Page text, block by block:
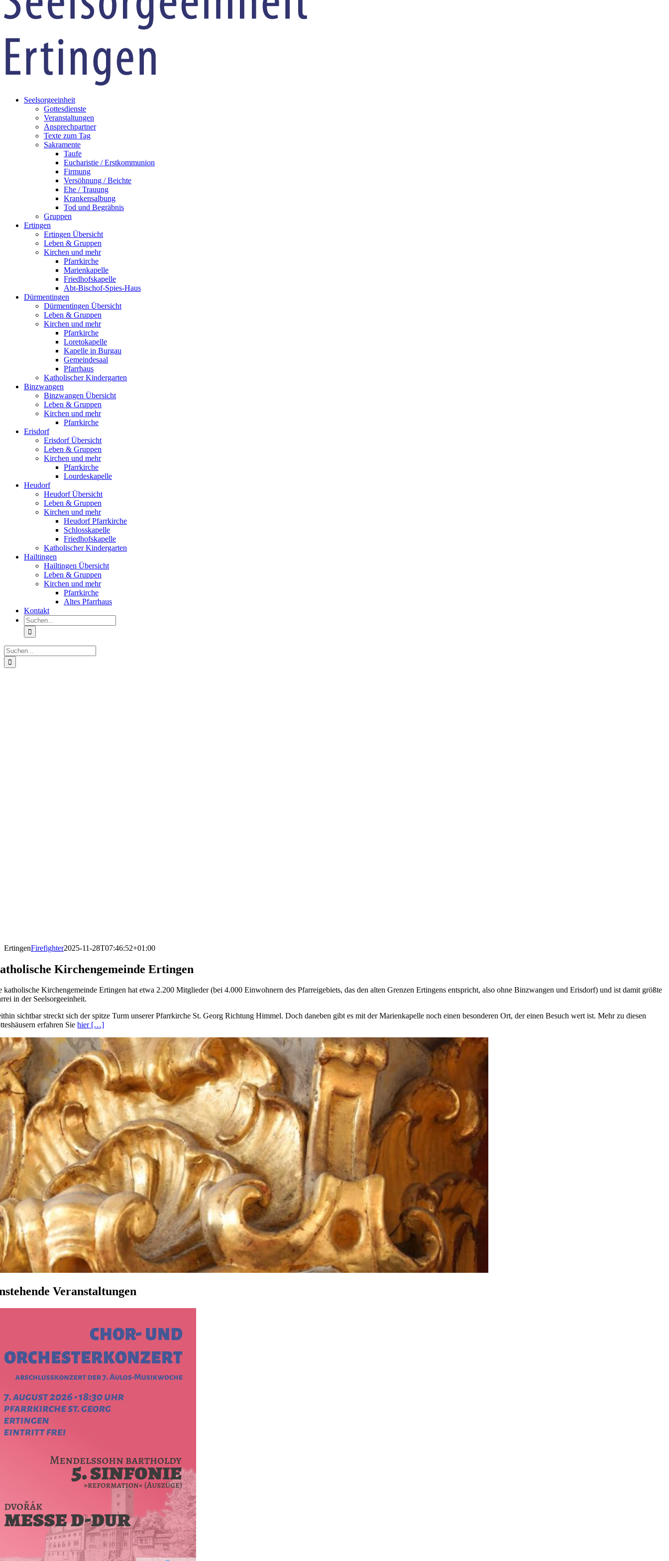
Seelsorgeeinheit
Gottesdienste
Veranstaltungen
Ansprechpartner
Texte zum Tag
Sakramente
Taufe
Eucharistie / Erstkommunion
Firmung
Versöhnung / Beichte
Ehe / Trauung
Krankensalbung
Tod und Begräbnis
Gruppen
Ertingen
Ertingen Übersicht
Leben & Gruppen
Kirchen und mehr
Pfarrkirche
Marienkapelle
Friedhofskapelle
Abt-Bischof-Spies-Haus
Dürmentingen
Dürmentingen Übersicht
Leben & Gruppen
Kirchen und mehr
Pfarrkirche
Loretokapelle
Kapelle in Burgau
Gemeindesaal
Pfarrhaus
Katholischer Kindergarten
Binzwangen
Binzwangen Übersicht
Leben & Gruppen
Kirchen und mehr
Pfarrkirche
Erisdorf
Erisdorf Übersicht
Leben & Gruppen
Kirchen und mehr
Pfarrkirche
Lourdeskapelle
Heudorf
Heudorf Übersicht
Leben & Gruppen
Kirchen und mehr
Heudorf Pfarrkirche
Schlosskapelle
Friedhofskapelle
Katholischer Kindergarten
Hailtingen
Hailtingen Übersicht
Leben & Gruppen
Kirchen und mehr
Pfarrkirche
Altes Pfarrhaus
Kontakt
Suche
nach:
Suche
nach:
ErtingenFirefighter2025-11-28T07:46:52+01:00
Kirchengemeinde Ertingen
katholische Kirchengemeinde Ertingen hat etwa 2.200 Mitglieder (bei 4.000 Einwohnern des Pfarreigebiets, das den alten Grenzen Ertingens entspricht, also ohne Binzwangen und Erisdorf) und ist damit größte
in der Seelsorgeeinheit.
sichtbar streckt sich der spitze Turm unserer Pfarrkirche St. Georg Richtung Himmel. Doch daneben gibt es mit der Marienkapelle noch einen besonderen Ort, der einen Besuch wert ist. Mehr zu diesen
erfahren Siehier […]
Veranstaltungen